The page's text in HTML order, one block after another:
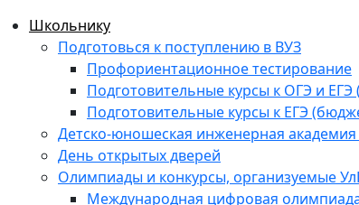
Школьнику
Подготовься к поступлению в ВУЗ
Профориентационное тестирование
Подготовительные курсы к ОГЭ и ЕГЭ
Подготовительные курсы к ЕГЭ
Детско-юношеская инженерная академия
День открытых дверей
Олимпиады и конкурсы, организуемые
Международная цифровая